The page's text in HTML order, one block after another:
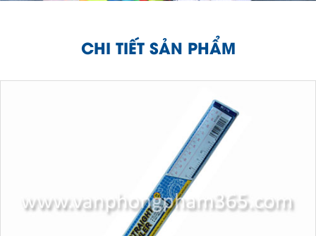
CHI TIẾT SẢN PHẨM